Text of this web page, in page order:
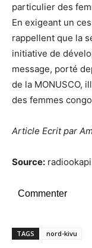
particulier des
En exigeant un
rappellent que la
initiative de
message, porté
de la MONUSCO,
des femmes
Article Ecrit par
Source:
Commenter
TAGS nord-kivu